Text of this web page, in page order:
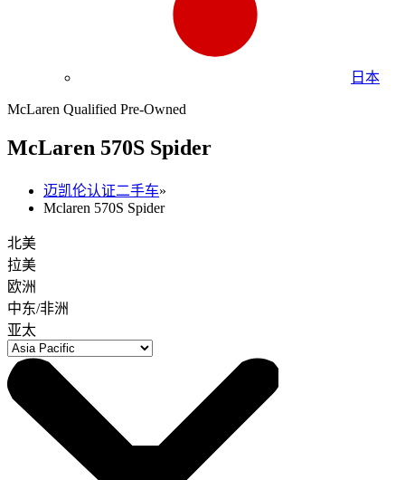
日本
McLaren Qualified Pre-Owned
McLaren 570S Spider
迈凯伦认证二手车»
Mclaren 570S Spider
北美
拉美
欧洲
中东/非洲
亚太